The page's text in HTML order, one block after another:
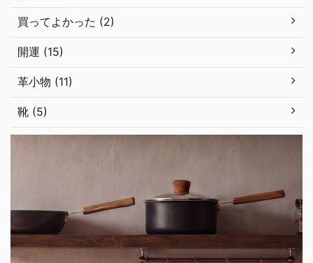
買ってよかった (2)
開運 (15)
革小物 (11)
靴 (5)